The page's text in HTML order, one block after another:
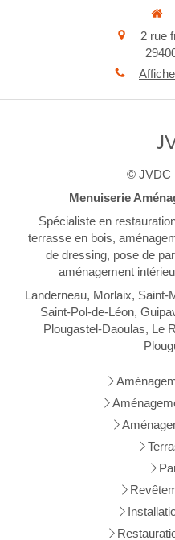
2 rue
© JVDC
Menuiserie
Spécialiste en
terrasse en bois,
de dressing, pose de
aménagement
Landerneau, Morlaix,
Saint-Pol-de-Léon,
Plougastel-Daoulas, Le